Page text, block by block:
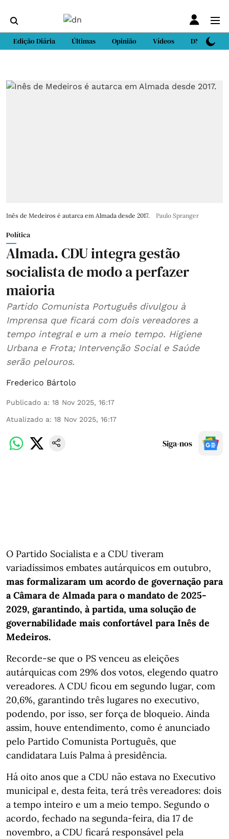
Edição Diária Últimas Opinião Vídeos DN Sport
Inês de Medeiros é autarca em Almada desde 2017. Paulo Spranger
Política
Almada. CDU integra gestão
socialista de modo a perfazer
maioria
Partido Comunista Português divulgou à
Imprensa que ficará com dois vereadores a
tempo integral e um a meio tempo. Higiene
Urbana e Frota; Intervenção Social e Saúde
serão pelouros.
Frederico Bártolo
Publicado a: 18 Nov 2025, 16:17
Atualizado a: 18 Nov 2025, 16:17
Siga-nos
O Partido Socialista e a CDU tiveram
variadíssimos embates autárquicos em outubro,
mas formalizaram um acordo de governação para
a Câmara de Almada para o mandato de 2025-
2029, garantindo, à partida, uma solução de
governabilidade mais confortável para Inês de
Medeiros.
Recorde-se que o PS venceu as eleições
autárquicas com 29% dos votos, elegendo quatro
vereadores. A CDU ficou em segundo lugar, com
20,6%, garantindo três lugares no executivo,
podendo, por isso, ser força de bloqueio. Ainda
assim, houve entendimento, como é anunciado
pelo Partido Comunista Português, que
candidatara Luís Palma à presidência.
Há oito anos que a CDU não estava no Executivo
municipal e, desta feita, terá três vereadores: dois
a tempo inteiro e um a meio tempo. Segundo o
acordo, fechado na segunda-feira, dia 17 de
novembro, a CDU ficará responsável pela